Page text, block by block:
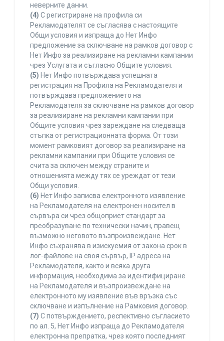
неверните данни.
(4) С регистриране на профила си
Рекламодателят се съгласява с настоящите
Общи условия и изпраща до Нет Инфо
предложение за сключване на рамков договор с
Нет Инфо за реализиране на рекламни кампании
чрез Услугата и съгласно Общите условия.
(5) Нет Инфо потвърждава успешната
регистрация на Профила на Рекламодателя и
потвърждава предложението на
Рекламодателя за сключване на рамков договор
за реализиране на рекламни кампании при
Общите условия чрез зареждане на следваща
стъпка от регистрационната форма. От този
момент рамковият договор за реализиране на
рекламни кампании при Общите условия се
счита за сключен между страните и
отношенията между тях се уреждат от тези
Общи условия.
(6) Нет Инфо записва електронното изявление
на Рекламодателя на електронен носител в
сървъра си чрез общоприет стандарт за
преобразуване по технически начин, правещ
възможно неговото възпроизвеждане. Нет
Инфо съхранява в изискуемия от закона срок в
лог-файлове на своя сървър, IP адреса на
Рекламодателя, както и всяка друга
информация, необходима за идентифициране
на Рекламодателя и възпроизвеждане на
електронното му изявление във връзка със
сключване и изпълнение на Рамковия договор.
(7) С потвърждението, респективно съгласието
по ал. 5, Нет Инфо изпраща до Рекламодателя
електронна препратка, чрез която последният